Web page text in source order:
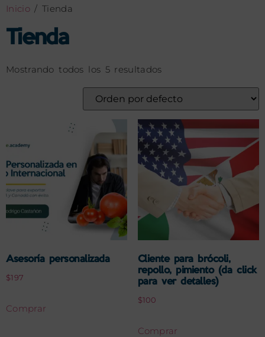
Inicio/ Tienda
Tienda
Mostrando todos los 5 resultados
Asesoría personalizada
$197
Comprar
Cliente para brócoli,
repollo, pimiento (da click
para ver detalles)
$100
Comprar